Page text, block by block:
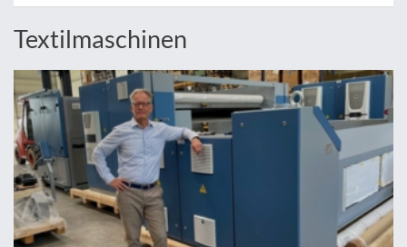
Textilmaschinen